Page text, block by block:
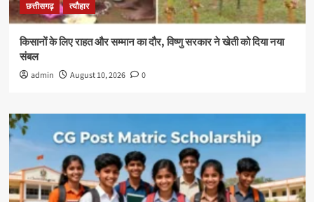
छत्तीसगढ़ त्यौहार
किसानों के लिए राहत और सम्मान का दौर, विष्णु सरकार ने खेती को दिया नया
संबल
admin August 10, 2026 0